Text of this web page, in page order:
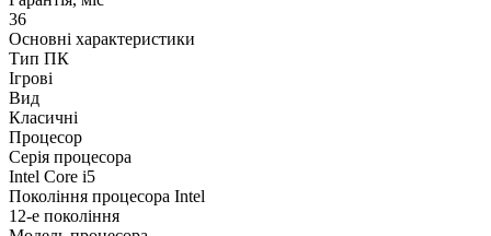
36
Основні характеристики
Тип ПК
Ігрові
Вид
Класичні
Процесор
Серія процесора
Intel Core i5
Покоління процесора Intel
12-е покоління